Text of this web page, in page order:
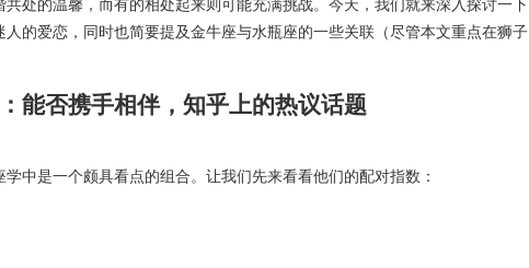
处的温馨，而有的相处起来则可能充满挑战。今天，我们就来深入探讨一下
的爱恋，同时也简要提及金牛座与水瓶座的一些关联（尽管本文重点在狮子
能否携手相伴，知乎上的热议话题
中是一个颇具看点的组合。让我们先来看看他们的配对指数：